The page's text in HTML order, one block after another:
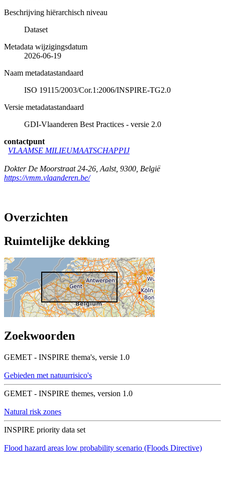
Beschrijving hiërarchisch niveau
Dataset
Metadata wijzigingsdatum
2026-06-19
Naam metadatastandaard
ISO 19115/2003/Cor.1:2006/INSPIRE-TG2.0
Versie metadatastandaard
GDI-Vlaanderen Best Practices - versie 2.0
contactpunt
VLAAMSE MILIEUMAATSCHAPPIJ
Dokter De Moorstraat 24-26 Aalst, 9300 België
https://vmm.vlaanderen.be/
Overzichten
Ruimtelijke dekking
Zoekwoorden
GEMET - INSPIRE thema's, versie 1.0
Gebieden met natuurrisico's
GEMET - INSPIRE themes, version 1.0
Natural risk zones
INSPIRE priority data set
Flood hazard areas low probability scenario (Floods Directive)